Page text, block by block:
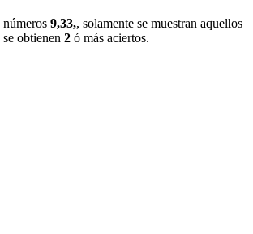
9,33,, solamente se muestran aquellos
obtienen 2 ó más aciertos.